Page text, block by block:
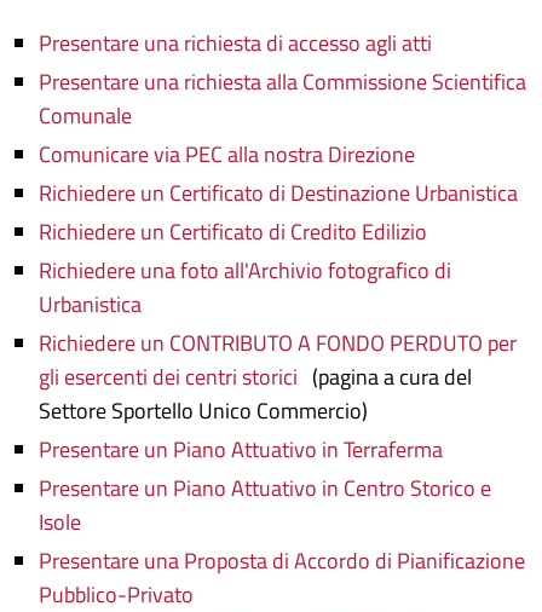
network
Facebook
su
Condividi
Facebook
su
Whatsapp
Presentare una richiesta di accesso agli atti
Presentare una richiesta alla Commissione Scientifica
Comunale
Comunicare via PEC alla nostra Direzione
Richiedere un Certificato di Destinazione Urbanistica
Richiedere un Certificato di Credito Edilizio
Richiedere una foto all'Archivio fotografico di
Urbanistica
Richiedere un CONTRIBUTO A FONDO PERDUTO per
gli esercenti dei centri storici (pagina a cura del
Settore Sportello Unico Commercio)
Presentare un Piano Attuativo in Terraferma
Presentare un Piano Attuativo in Centro Storico e
Isole
Presentare una Proposta di Accordo di Pianificazione
Pubblico-Privato